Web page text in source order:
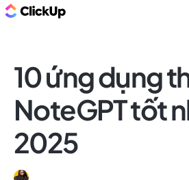
10 ứng dụng
NoteGPT tốt
2025